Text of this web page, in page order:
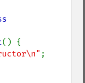
() {
;